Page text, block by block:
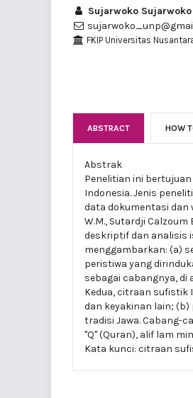
Sujarwoko Sujarwoko
FKIP Universitas
ABSTRACT HOW
Abstrak
Penelitian ini
Indonesia. Jenis
data dokumentasi dan
W.M., Sutardji
deskriptif dan analisis
menggambarkan: (a)
peristiwa yang
sebagai cabangnya, di
Kedua, citraan sufistik
dan keyakinan lain;
tradisi Jawa. Cabang-
"Q" (Quran), alif lam
Kata kunci: citraan